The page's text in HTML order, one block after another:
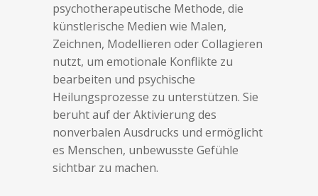
psychotherapeutische Methode, die
künstlerische Medien wie Malen,
Zeichnen, Modellieren oder Collagieren
nutzt, um emotionale Konflikte zu
bearbeiten und psychische
Heilungsprozesse zu unterstützen. Sie
beruht auf der Aktivierung des
nonverbalen Ausdrucks und ermöglicht
es Menschen, unbewusste Gefühle
sichtbar zu machen.